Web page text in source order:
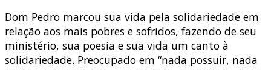
Dom Pedro marcou sua vida pela solidariedade em
relação aos mais pobres e sofridos, fazendo de seu
ministério, sua poesia e sua vida um canto à
solidariedade. Preocupado em “nada possuir, nada